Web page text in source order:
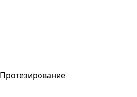
Протезирование